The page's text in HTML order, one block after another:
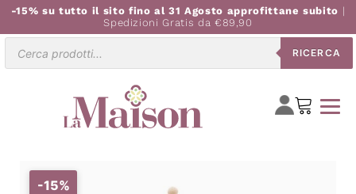
-15% su tutto il sito fino al 31 Agosto approfittane subito |
Spedizioni Gratis da €89,90
RICERCA
-15%